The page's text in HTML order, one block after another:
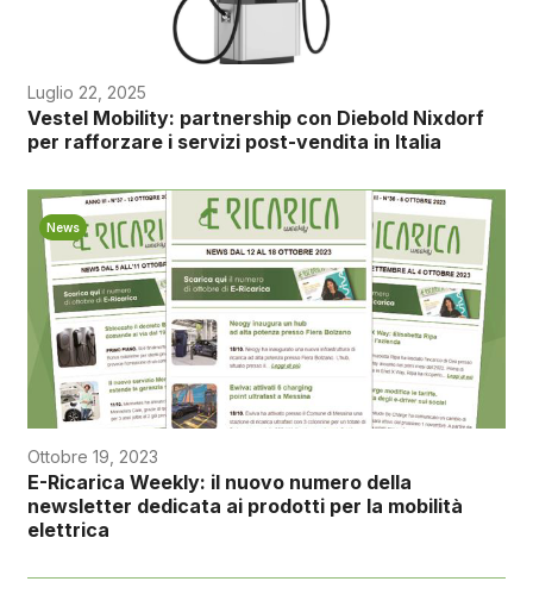
Luglio 22, 2025
Vestel Mobility: partnership con Diebold Nixdorf
per rafforzare i servizi post-vendita in Italia
News
Ottobre 19, 2023
E-Ricarica Weekly: il nuovo numero della
newsletter dedicata ai prodotti per la mobilità
elettrica